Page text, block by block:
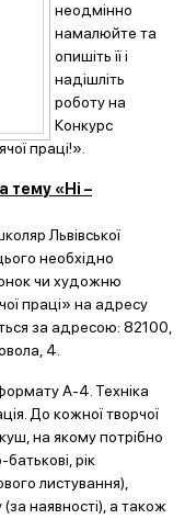
неодмінно
намалюйте та
опишіть її і
надішліть
роботу на
Конкурс
праці!».
тему «Ні –
Львівської
необхідно
чи художню
праці» на адресу
за адресою: 82100,
4.
А-4. Техніка
До кожної творчої
на якому потрібно
рік
листування),
наявності), а також